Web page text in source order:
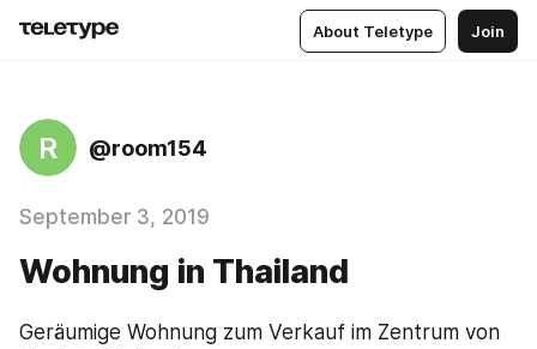
About Teletype Join
R @room154
September 3, 2019
Wohnung in Thailand
Geräumige Wohnung zum Verkauf im Zentrum von